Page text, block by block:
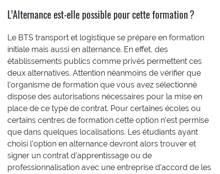
L’Alternance est-elle possible pour cette formation ?
Le BTS transport et logistique se prépare en formation
initiale mais aussi en alternance. En effet, des
établissements publics comme privés permettent ces
deux alternatives. Attention néanmoins de vérifier que
l’organisme de formation que vous avez sélectionné
dispose des autorisations nécessaires pour la mise en
place de ce type de contrat. Pour certaines écoles ou
certains centres de formation cette option n’est permise
que dans quelques localisations. Les étudiants ayant
choisi l’option en alternance devront alors trouver et
signer un contrat d’apprentissage ou de
professionnalisation avec une entreprise d’accord de les